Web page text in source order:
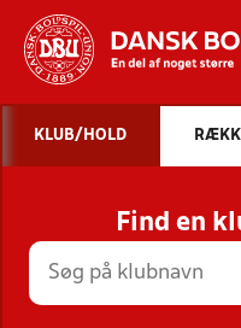
STILLINGER,
KLUB/HOLD
Find en